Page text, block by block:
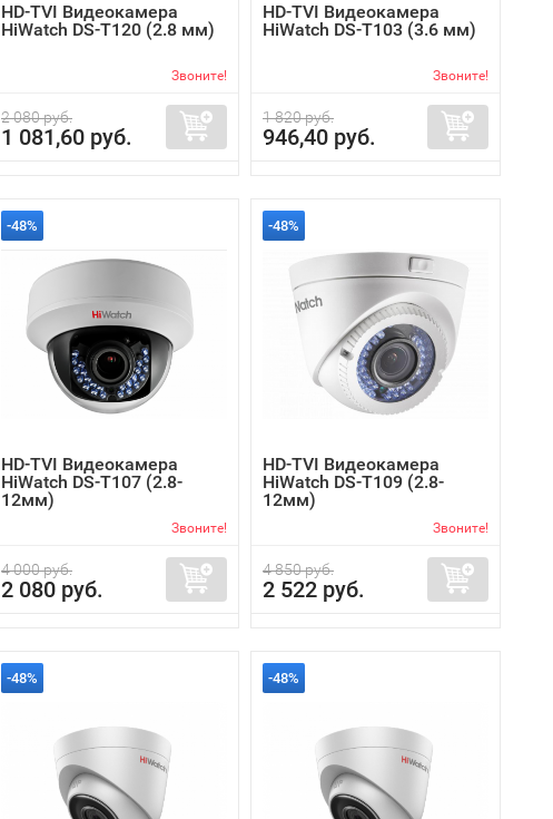
HD-TVI Видеокамера
HiWatch DS-T120 (2.8 мм)
Звоните!
2 080 руб.
1 081,60 руб.
HD-TVI Видеокамера
HiWatch DS-T103 (3.6 мм)
Звоните!
1 820 руб.
946,40 руб.
-48%
HD-TVI Видеокамера
HiWatch DS-T107 (2.8-
12мм)
Звоните!
4 000 руб.
2 080 руб.
-48%
HD-TVI Видеокамера
HiWatch DS-T109 (2.8-
12мм)
Звоните!
4 850 руб.
2 522 руб.
-48% -48%